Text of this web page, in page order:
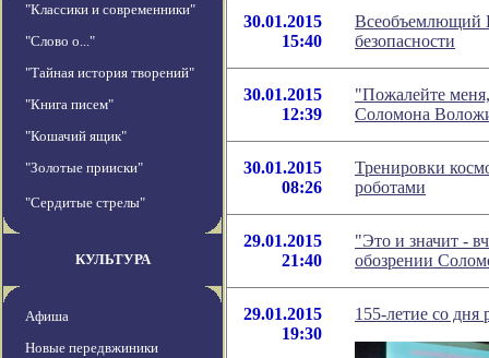
"Классики и современники"
"Слово о..."
"Тайная история творений"
"Книга писем"
"Кошачий ящик"
"Золотые прииски"
"Сердитые стрелы"
КУЛЬТУРА
Афиша
Новые передвжиники
30.01.2015
15:40
Всеобъемлющий
безопасности
30.01.2015
12:39
"Пожалейте
Соломона
30.01.2015
08:26
Тренировки
роботами
29.01.2015
21:40
"Это и значит -
обозрении
29.01.2015
19:30
155-летие со